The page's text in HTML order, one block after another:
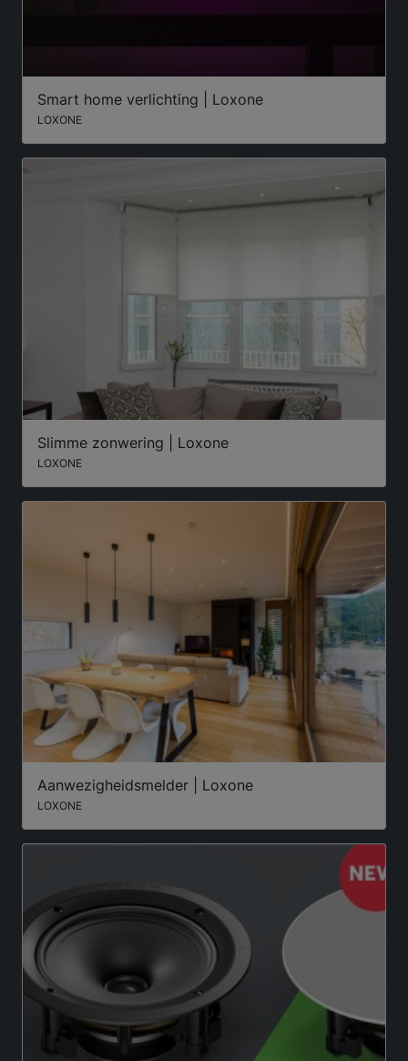
Smart home verlichting | Loxone
LOXONE
Slimme zonwering | Loxone
LOXONE
Aanwezigheidsmelder | Loxone
LOXONE